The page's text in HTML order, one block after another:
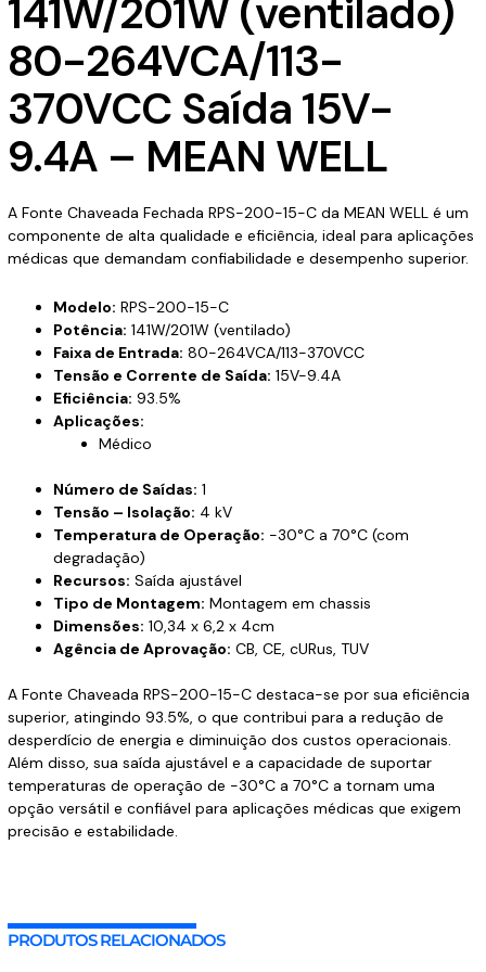
141W/201W (ventilado)
80-264VCA/113-
370VCC Saída 15V-
9.4A – MEAN WELL
A Fonte Chaveada Fechada RPS-200-15-C da MEAN WELL é um
componente de alta qualidade e eficiência, ideal para aplicações
médicas que demandam confiabilidade e desempenho superior.
Modelo: RPS-200-15-C
Potência: 141W/201W (ventilado)
Faixa de Entrada: 80-264VCA/113-370VCC
Tensão e Corrente de Saída: 15V-9.4A
Eficiência: 93.5%
Aplicações:
Médico
Número de Saídas: 1
Tensão – Isolação: 4 kV
Temperatura de Operação: -30°C a 70°C (com
degradação)
Recursos: Saída ajustável
Tipo de Montagem: Montagem em chassis
Dimensões: 10,34 x 6,2 x 4cm
Agência de Aprovação: CB, CE, cURus, TUV
A Fonte Chaveada RPS-200-15-C destaca-se por sua eficiência
superior, atingindo 93.5%, o que contribui para a redução de
desperdício de energia e diminuição dos custos operacionais.
Além disso, sua saída ajustável e a capacidade de suportar
temperaturas de operação de -30°C a 70°C a tornam uma
opção versátil e confiável para aplicações médicas que exigem
precisão e estabilidade.
PRODUTOS RELACIONADOS